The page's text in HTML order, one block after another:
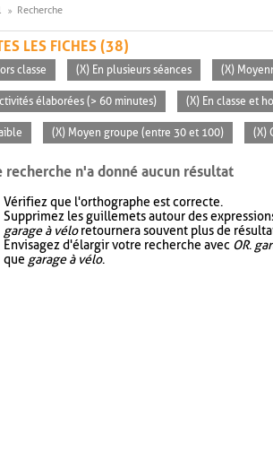
Recherche
LES FICHES (38)
classe (X) En plusieurs séances (X)
élaborées (> 60 minutes) (X) En classe et
(X) Moyen groupe (entre 30 et 100) (X)
recherche n'a donné aucun résultat
Vérifiez que l'orthographe est correcte.
Supprimez les guillemets autour des
garage à véloretournera souvent plus de
Envisagez d'élargir votre recherche avec OR.
que garage à vélo.